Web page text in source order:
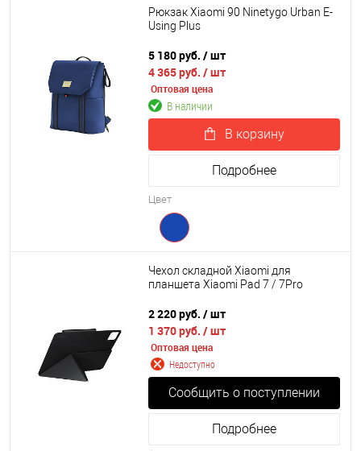
Рюкзак Xiaomi 90 Ninetygo Urban E-
Using Plus
5 180 руб. / шт
4 365 руб. / шт
Оптовая цена
В наличии
В корзину
Подробнее
Цвет
Чехол складной Xiaomi для
планшета Xiaomi Pad 7 / 7Pro
2 220 руб. / шт
1 370 руб. / шт
Оптовая цена
Недоступно
Сообщить о поступлении
Подробнее